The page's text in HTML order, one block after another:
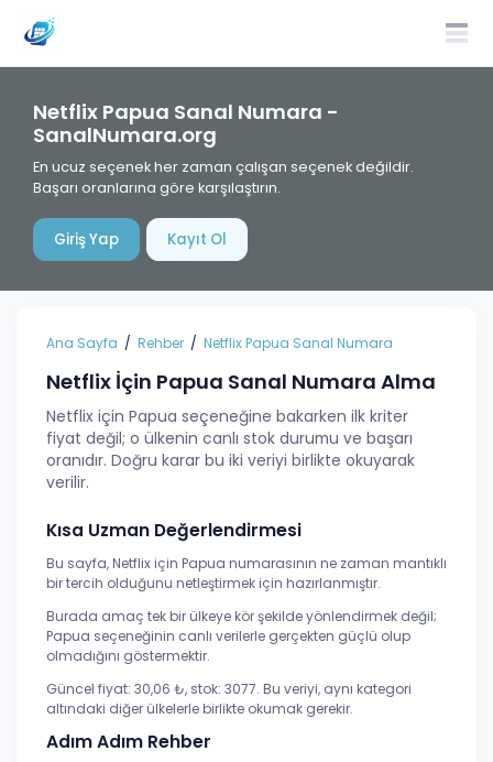
Netflix Papua Sanal Numara -
SanalNumara.org
En ucuz seçenek her zaman çalışan seçenek değildir.
Başarı oranlarına göre karşılaştırın.
Giriş Yap Kayıt Ol
Ana Sayfa Rehber Netflix Papua Sanal Numara
Netflix İçin Papua Sanal Numara Alma
Netflix için Papua seçeneğine bakarken ilk kriter
fiyat değil; o ülkenin canlı stok durumu ve başarı
oranıdır. Doğru karar bu iki veriyi birlikte okuyarak
verilir.
Kısa Uzman Değerlendirmesi
Bu sayfa, Netflix için Papua numarasının ne zaman mantıklı
bir tercih olduğunu netleştirmek için hazırlanmıştır.
Burada amaç tek bir ülkeye kör şekilde yönlendirmek değil;
Papua seçeneğinin canlı verilerle gerçekten güçlü olup
olmadığını göstermektir.
Güncel fiyat: 30,06 ₺, stok: 3077. Bu veriyi, aynı kategori
altındaki diğer ülkelerle birlikte okumak gerekir.
Adım Adım Rehber